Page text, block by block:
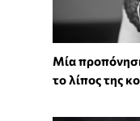
Μία
το λίπος της